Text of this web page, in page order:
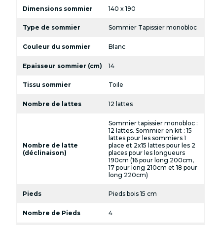
Dimensions sommier 140 x 190
Type de sommier Sommier Tapissier monobloc
Couleur du sommier Blanc
Epaisseur sommier (cm) 14
Tissu sommier Toile
Nombre de lattes 12 lattes
Nombre de latte
(déclinaison)
Sommier tapissier monobloc :
12 lattes. Sommier en kit : 15
lattes pour les sommiers 1
place et 2x15 lattes pour les 2
places pour les longueurs
190cm (16 pour long 200cm,
17 pour long 210cm et 18 pour
long 220cm)
Pieds Pieds bois 15 cm
Nombre de Pieds 4